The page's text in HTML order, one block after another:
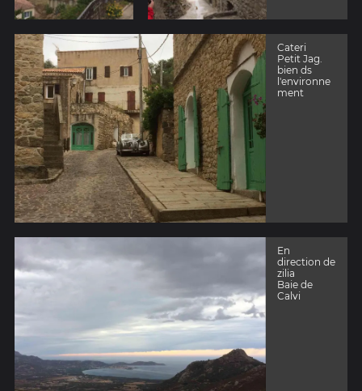
Cateri
Petit Jag.
bien ds
l'environne
ment
En
direction de
zilia
Baie de
Calvi